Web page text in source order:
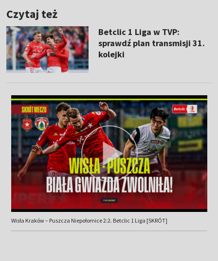
Czytaj też
Betclic 1 Liga w TVP:
sprawdź plan transmisji 31.
kolejki
Wisła Kraków – Puszcza Niepołomice 2:2. Betclic 1 Liga [SKRÓT]